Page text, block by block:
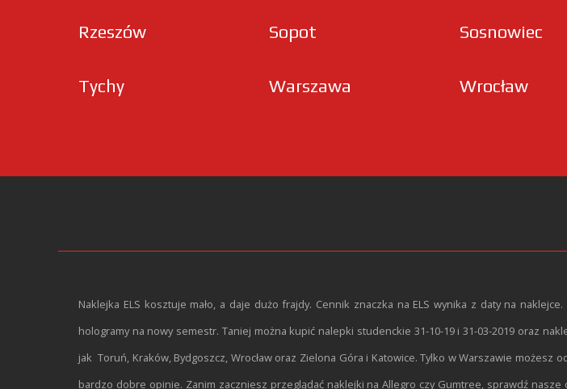
Rzeszów Sopot Sosnowiec
Tychy Warszawa Wrocław
Naklejka ELS kosztuje mało, a daje dużo frajdy. Cennik znaczka na ELS wynika z daty na
hologramy na nowy semestr. Taniej można kupić nalepki studenckie 31-10-19 i 31-03-2019 oraz
jak Toruń, Kraków, Bydgoszcz, Wrocław oraz Zielona Góra i Katowice. Tylko w Warszawie
bardzo dobre opinie. Zanim zaczniesz przeglądać naklejki na Allegro czy Gumtree, sprawdź